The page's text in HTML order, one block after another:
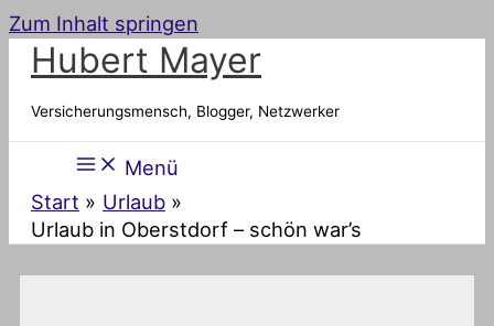
Zum Inhalt springen
Hubert Mayer
Versicherungsmensch, Blogger, Netzwerker
Menü
Start
Urlaub
Urlaub in Oberstdorf – schön war’s